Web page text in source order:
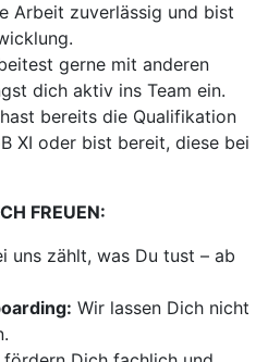
Arbeit zuverlässig und bist
gerne mit anderen
dich aktiv ins Team ein.
bereits die Qualifikation
XI oder bist bereit, diese bei
FREUEN:
uns zählt, was Du tust – ab
Wir lassen Dich nicht